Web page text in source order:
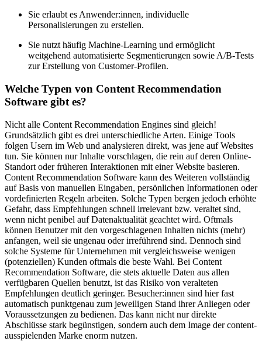
Sie erlaubt es Anwender:innen, individuelle
Personalisierungen zu erstellen.
Sie nutzt häufig Machine-Learning und ermöglicht
weitgehend automatisierte Segmentierungen sowie A/B-Tests
zur Erstellung von Customer-Profilen.
Welche Typen von Content Recommendation
Software gibt es?
Nicht alle Content Recommendation Engines sind gleich!
Grundsätzlich gibt es drei unterschiedliche Arten. Einige Tools
folgen Usern im Web und analysieren direkt, was jene auf Websites
tun. Sie können nur Inhalte vorschlagen, die rein auf deren Online-
Standort oder früheren Interaktionen mit einer Website basieren.
Content Recommendation Software kann des Weiteren vollständig
auf Basis von manuellen Eingaben, persönlichen Informationen oder
vordefinierten Regeln arbeiten. Solche Typen bergen jedoch erhöhte
Gefahr, dass Empfehlungen schnell irrelevant bzw. veraltet sind,
wenn nicht penibel auf Datenaktualität geachtet wird. Oftmals
können Benutzer mit den vorgeschlagenen Inhalten nichts (mehr)
anfangen, weil sie ungenau oder irreführend sind. Dennoch sind
solche Systeme für Unternehmen mit vergleichsweise wenigen
(potenziellen) Kunden oftmals die beste Wahl. Bei Content
Recommendation Software, die stets aktuelle Daten aus allen
verfügbaren Quellen benutzt, ist das Risiko von veralteten
Empfehlungen deutlich geringer. Besucher:innen sind hier fast
automatisch punktgenau zum jeweiligen Stand ihrer Anliegen oder
Voraussetzungen zu bedienen. Das kann nicht nur direkte
Abschlüsse stark begünstigen, sondern auch dem Image der content-
ausspielenden Marke enorm nutzen.